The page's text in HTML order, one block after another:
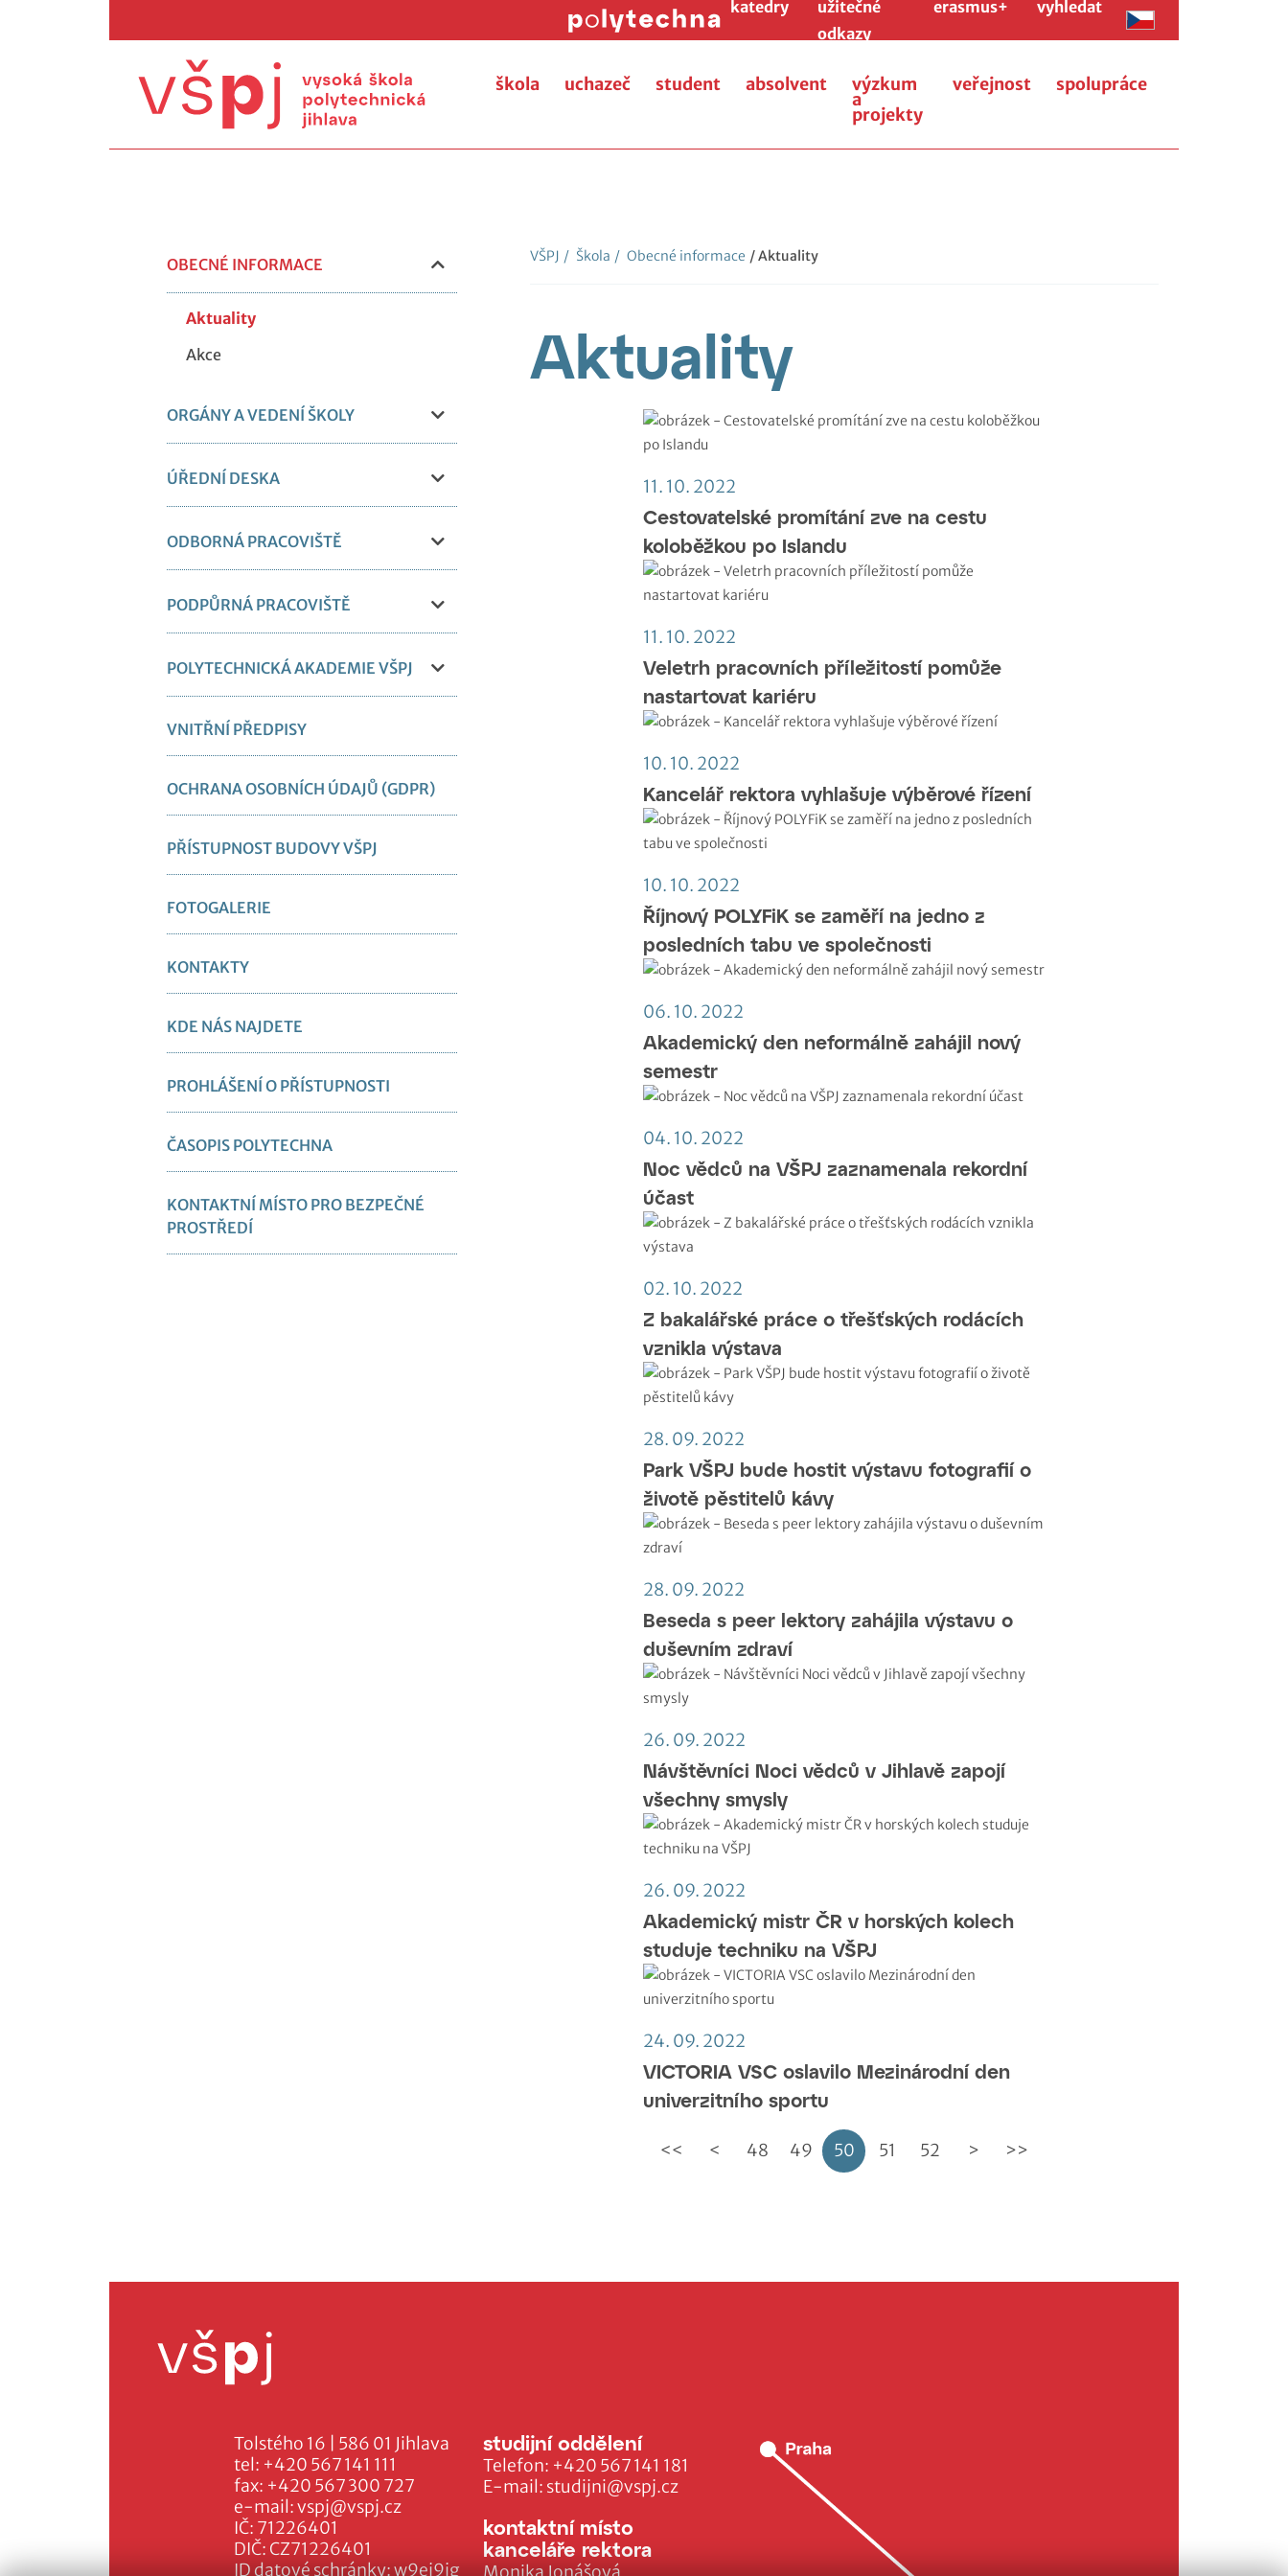
katedry
užitečné
odkazy
erasmus+ vyhledat
škola uchazeč student absolvent výzkum
a
projekty
veřejnost spolupráce
OBECNÉ INFORMACE
Aktuality
Akce
ORGÁNY A VEDENÍ ŠKOLY
ÚŘEDNÍ DESKA
ODBORNÁ PRACOVIŠTĚ
PODPŮRNÁ PRACOVIŠTĚ
POLYTECHNICKÁ AKADEMIE VŠPJ
VNITŘNÍ PŘEDPISY
OCHRANA OSOBNÍCH ÚDAJŮ (GDPR)
PŘÍSTUPNOST BUDOVY VŠPJ
FOTOGALERIE
KONTAKTY
KDE NÁS NAJDETE
PROHLÁŠENÍ O PŘÍSTUPNOSTI
ČASOPIS POLYTECHNA
KONTAKTNÍ MÍSTO PRO BEZPEČNÉ
PROSTŘEDÍ
VŠPJ / Škola / Obecné informace / Aktuality
Aktuality
11. 10. 2022
Cestovatelské promítání zve na cestu
koloběžkou po Islandu
11. 10. 2022
Veletrh pracovních příležitostí pomůže
nastartovat kariéru
10. 10. 2022
Kancelář rektora vyhlašuje výběrové řízení
10. 10. 2022
Říjnový POLYFiK se zaměří na jedno z
posledních tabu ve společnosti
06. 10. 2022
Akademický den neformálně zahájil nový
semestr
04. 10. 2022
Noc vědců na VŠPJ zaznamenala rekordní
účast
02. 10. 2022
Z bakalářské práce o třešťských rodácích
vznikla výstava
28. 09. 2022
Park VŠPJ bude hostit výstavu fotografií o
životě pěstitelů kávy
28. 09. 2022
Beseda s peer lektory zahájila výstavu o
duševním zdraví
26. 09. 2022
Návštěvníci Noci vědců v Jihlavě zapojí
všechny smysly
26. 09. 2022
Akademický mistr ČR v horských kolech
studuje techniku na VŠPJ
24. 09. 2022
VICTORIA VSC oslavilo Mezinárodní den
univerzitního sportu
<< < 48 49 50 51 52 > >>
Tolstého 16 | 586 01 Jihlava
tel: +420 567 141 111
fax: +420 567 300 727
e-mail:vspj@vspj.cz
IČ: 71226401
DIČ: CZ71226401
ID datové schránky: w9ej9jg
studijní oddělení
Telefon: +420 567 141 181
E-mail: studijni@vspj.cz
kontaktní místo
kanceláře rektora